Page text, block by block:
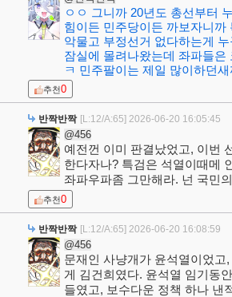
ㅇㅇ 그니까 20년도 총선부터
힘이든 민주당이든 까보자니까
악물고 부정선거 없다하는게
잠실에 몰려나왔는데 좌파들은
ㅋ 민주팔이는 제일 많이하던새
추천0
반짝반짝 [L:12/A:65] 2026-06-20 16:05:45
@456
예전껀 이미 판결났었고, 이번
한다자나? 특검은 석열이때메
좌파우파좀 그만해라. 넌 국민
추천0
반짝반짝 [L:12/A:65] 2026-06-20 16:08:59
@456
문재인 사냥개가 윤석열이었고
게 김건희였다. 윤석열 임기동
들였고, 보수다운 정책 하나 낸